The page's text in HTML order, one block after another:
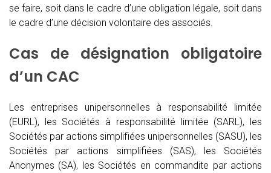
se faire, soit dans le cadre d’une obligation légale, soit dans
le cadre d’une décision volontaire des associés.
Cas de désignation obligatoire
d’un CAC
Les entreprises unipersonnelles à responsabilité limitée
(EURL), les Sociétés à responsabilité limitée (SARL), les
Sociétés par actions simplifiées unipersonnelles (SASU), les
Sociétés par actions simplifiées (SAS), les Sociétés
Anonymes (SA), les Sociétés en commandite par actions